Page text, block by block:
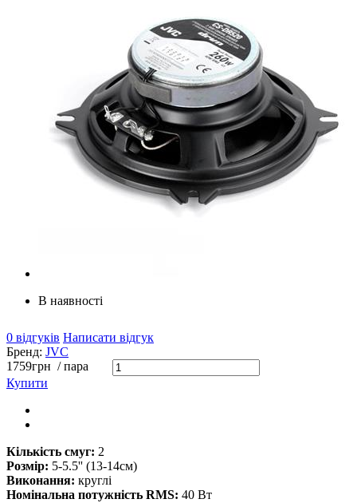
В наявності
0 відгуків Написати відгук
Бренд: JVC
1759грн / пара
Купити
Кількість смуг: 2
Розмір: 5-5.5'' (13-14см)
Виконання: круглі
Номінальна потужність RMS: 40 Вт